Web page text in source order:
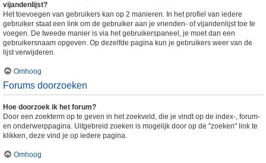
vijandenlijst?
Het toevoegen van gebruikers kan op 2 manieren. In het profiel van iedere
gebruiker staat een link om de gebruiker aan je vrienden- of vijandenlijst toe te
voegen. De tweede manier is via het gebruikerspaneel, je moet dan een
gebruikersnaam opgeven. Op dezelfde pagina kun je gebruikers weer van de
lijst verwijderen.
Omhoog
Forums doorzoeken
Hoe doorzoek ik het forum?
Door een zoekterm op te geven in het zoekveld, die je vindt op de index-, forum-
en onderwerppagina. Uitgebreid zoeken is mogelijk door op de "zoeken" link te
klikken, deze vind je op iedere pagina.
Omhoog